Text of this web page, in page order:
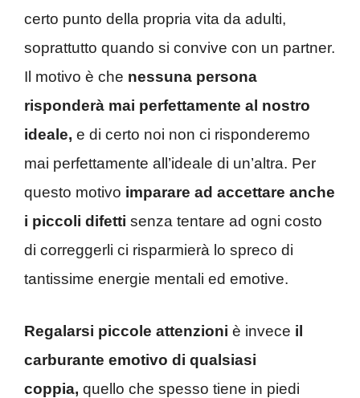
certo punto della propria vita da adulti,
soprattutto quando si convive con un partner.
Il motivo è che nessuna persona
risponderà mai perfettamente al nostro
ideale, e di certo noi non ci risponderemo
mai perfettamente all’ideale di un’altra. Per
questo motivo imparare ad accettare anche
i piccoli difetti senza tentare ad ogni costo
di correggerli ci risparmierà lo spreco di
tantissime energie mentali ed emotive.
Regalarsi piccole attenzioni è invece il
carburante emotivo di qualsiasi
coppia, quello che spesso tiene in piedi